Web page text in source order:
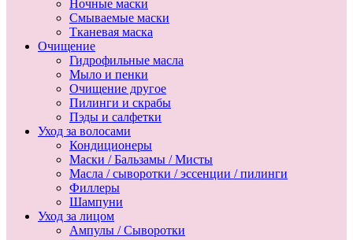
Ночные маски
Смываемые маски
Тканевая маска
Очищение
Гидрофильные масла
Мыло и пенки
Очищение другое
Пилинги и скрабы
Пэды и салфетки
Уход за волосами
Кондиционеры
Маски / Бальзамы / Мисты
Масла / сыворотки / эссенции / пилинги
Филлеры
Шампуни
Уход за лицом
Ампулы / Сыворотки